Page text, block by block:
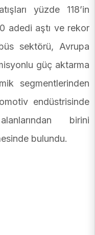
yüzde 118’in
adedi aştı ve rekor
sektörü, Avrupa
güç aktarma
segmentlerinden
endüstrisinde
birini
bulundu.